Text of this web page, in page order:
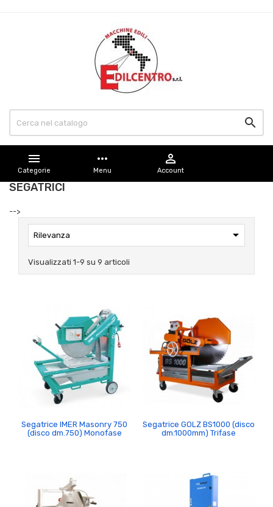


Categorie
more_horiz
Menu

Account
SEGATRICI
-->
Rilevanza 
Visualizzati 1-9 su 9 articoli
Segatrice IMER Masonry 750
(disco dm.750) Monofase
Segatrice GOLZ BS1000 (disco
dm.1000mm) Trifase